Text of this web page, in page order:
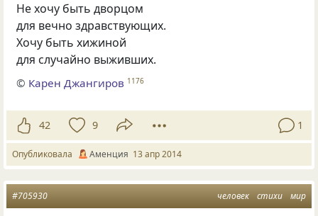
Не хочу быть дворцом
для вечно здравствующих.
Хочу быть хижиной
для случайно выживших.
© Карен Джангиров 1176
42 9 1
Опубликовала Аменция 13 апр 2014
человек стихи мир
#705930